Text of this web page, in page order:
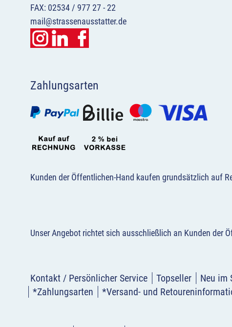
FAX: 02534 / 977 27 - 22
mail@strassenausstatter.de
Zahlungsarten
Kunden der Öffentlichen-Hand kaufen grundsätzlich auf
Unser Angebot richtet sich ausschließlich an Kunden der
Kontakt / Persönlicher Service Topseller Neu im
*Zahlungsarten
*Versand- und